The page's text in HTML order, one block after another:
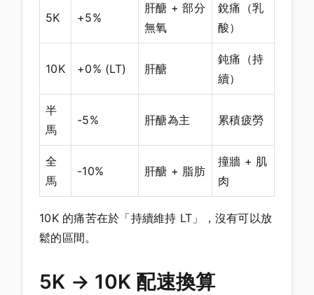
5K +5%
肝醣 + 部分
無氧
銳痛（乳
酸）
10K +0% (LT) 肝醣
鈍痛（持
續）
半
馬
-5% 肝醣為主 累積疲勞
全
馬
-10% 肝醣 + 脂肪
撞牆 + 肌
肉
10K 的痛苦在於「持續維持 LT」，沒有可以放
鬆的區間。
5K → 10K 配速換算